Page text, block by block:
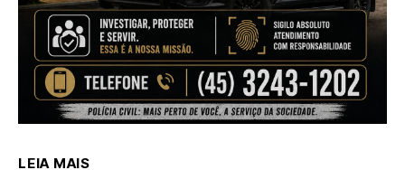
LEIA MAIS